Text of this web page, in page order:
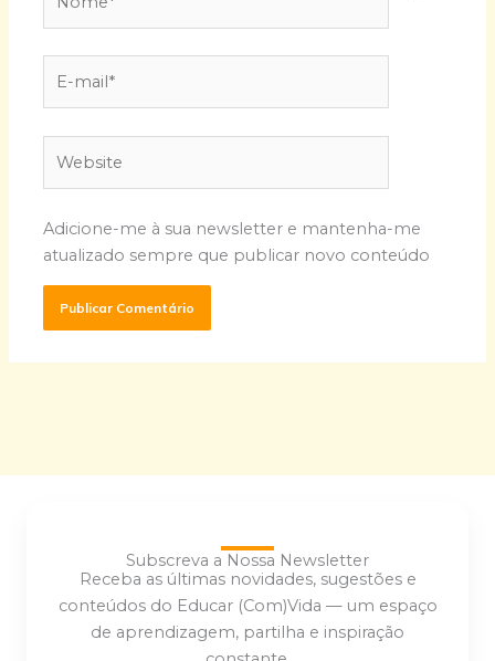
Adicione-me à sua newsletter e mantenha-me
atualizado sempre que publicar novo conteúdo
Subscreva a Nossa Newsletter
Receba as últimas novidades, sugestões e
conteúdos do Educar (Com)Vida — um espaço
de aprendizagem, partilha e inspiração